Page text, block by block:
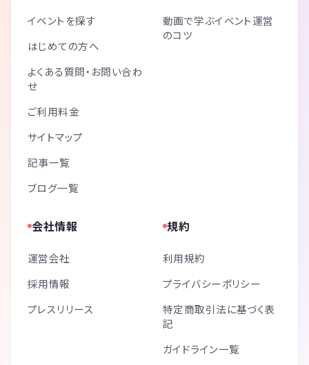
イベントを探す
はじめての方へ
よくある質問・お問い合わ
せ
ご利用料金
サイトマップ
記事一覧
ブログ一覧
動画で学ぶイベント運営
のコツ
会社情報
運営会社
採用情報
プレスリリース
規約
利用規約
プライバシーポリシー
特定商取引法に基づく表
記
ガイドライン一覧